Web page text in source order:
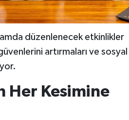
düzenlenecek etkinlikler
artırmaları ve sosyal
Her Kesimine